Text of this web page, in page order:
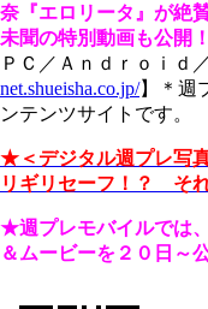
奈『エロリータ』が絶
未聞の特別動画も公開！
ＰＣ／Ａｎｄｒｏｉｄ
net.shueisha.co.jp/】＊週
ンテンツサイトです。
★＜デジタル週プレ写
リギリセーフ！？ そ
★週プレモバイルでは
＆ムービーを２０日～